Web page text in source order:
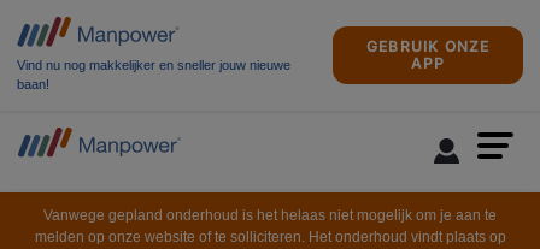
Vind nu nog makkelijker en sneller jouw nieuwe
baan!
GEBRUIK ONZE
APP
Vanwege gepland onderhoud is het helaas niet mogelijk om je aan te
melden op onze website of te solliciteren. Het onderhoud vindt plaats op